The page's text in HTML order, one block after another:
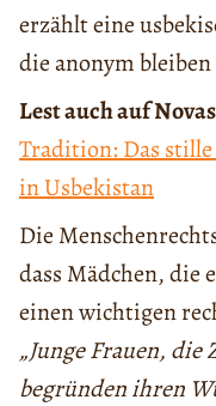
erzählt eine
die anonym
Lest auch auf
Tradition: Das
in Usbekistan
Die
dass Mädchen, die
einen wichtigen
„Junge Frauen,
begründen ihren